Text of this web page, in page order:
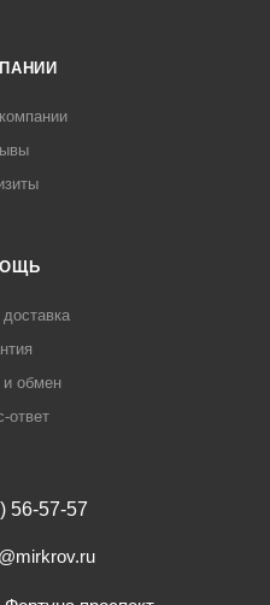
и обмен
ответ
56-57-57